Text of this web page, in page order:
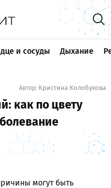
и сосуды Дыхание
Автор: Кристина Колобухова
как по цвету
могут быть